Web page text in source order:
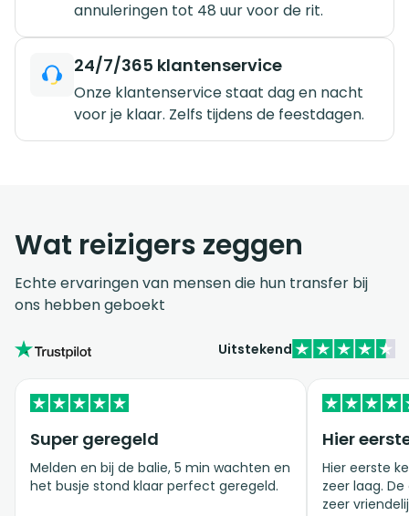
annuleringen tot 48 uur voor de rit.
24/7/365 klantenservice
Onze klantenservice staat dag en nacht
voor je klaar. Zelfs tijdens de feestdagen.
Wat reizigers zeggen
Echte ervaringen van mensen die hun transfer bij
ons hebben geboekt
Uitstekend
Super geregeld
Melden en bij de balie, 5 min wachten en
het busje stond klaar perfect geregeld.
Hier
Hier eerste
zeer laag.
zeer